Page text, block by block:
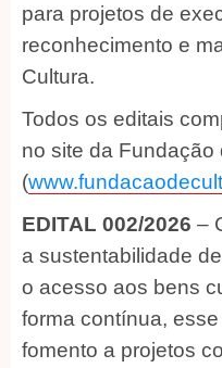
para projetos de
reconhecimento e
Cultura.
Todos os editais
no site da Fundação
(
EDITAL 002/2026 –
a sustentabilidade
o acesso aos bens
forma contínua,
fomento a projetos